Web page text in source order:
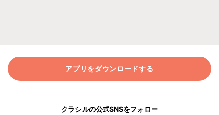
アプリをダウンロードする
クラシルの公式SNSをフォロー